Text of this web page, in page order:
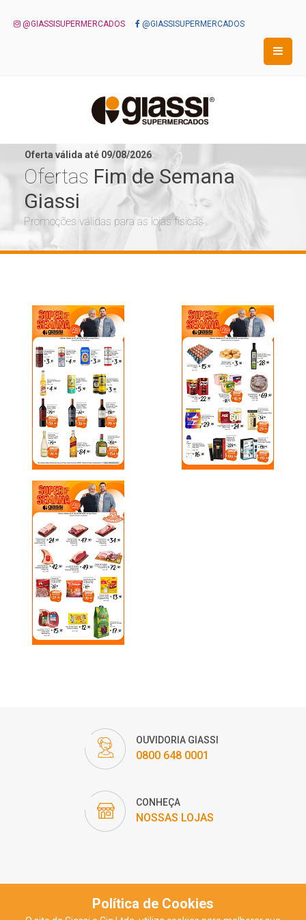
@GIASSISUPERMERCADOS @GIASSISUPERMERCADOS
Oferta válida até 09/08/2026
Ofertas Fim de Semana
Giassi
Promoções válidas para as lojas físicas
Política de Cookies
OUVIDORIA GIASSI
0800 648 0001
CONHEÇA
NOSSAS LOJAS